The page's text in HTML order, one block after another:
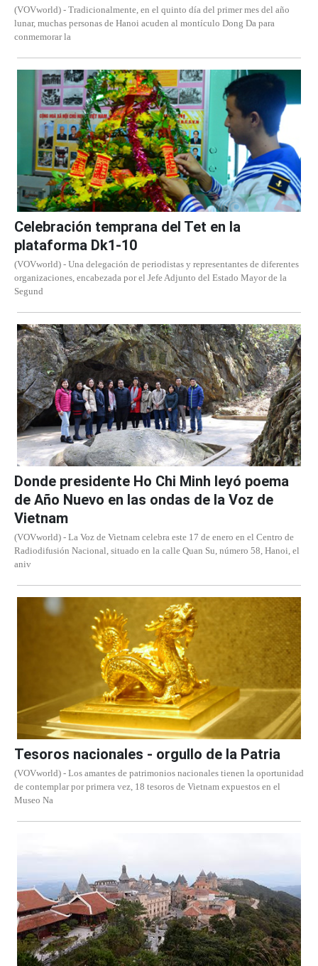
(VOVworld) - Tradicionalmente, en el quinto día del primer mes del año
lunar, muchas personas de Hanoi acuden al montículo Dong Da para
conmemorar la
Celebración temprana del Tet en la
plataforma Dk1-10
(VOVworld) - Una delegación de periodistas y representantes de diferentes
organizaciones, encabezada por el Jefe Adjunto del Estado Mayor de la
Segund
Donde presidente Ho Chi Minh leyó poema
de Año Nuevo en las ondas de la Voz de
Vietnam
(VOVworld) - La Voz de Vietnam celebra este 17 de enero en el Centro de
Radiodifusión Nacional, situado en la calle Quan Su, número 58, Hanoi, el
aniv
Tesoros nacionales - orgullo de la Patria
(VOVworld) - Los amantes de patrimonios nacionales tienen la oportunidad
de contemplar por primera vez, 18 tesoros de Vietnam expuestos en el
Museo Na